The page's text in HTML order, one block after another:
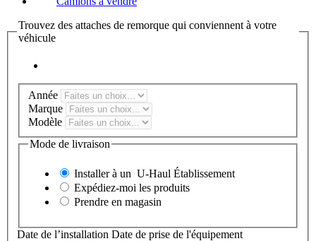
Trouvez des attaches de remorque qui conviennent à votre
véhicule
Année
Marque
Modèle
Mode de livraison
Installer à un U-Haul Établissement
Expédiez-moi les produits
Prendre en magasin
Date de l’installation Date de prise de l'équipement